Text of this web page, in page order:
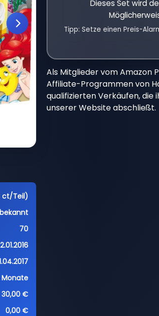
ct/Teil)
70
Monate
30,00 €
0,00 €
Dieses Set wird
Tipp: Setze einen Preis-
Als Mitglieder vom Amazon
Affiliate-Programmen von
qualifizierten Verkäufen, die
unserer Website abschließt.